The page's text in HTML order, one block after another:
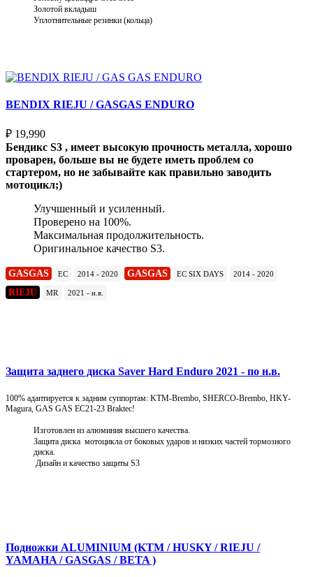
Золотой вкладыш
Уплотнительные резинки (кольца)
BENDIX RIEJU / GASGAS ENDURO
₽ 19,990
Бендикс S3 , имеет высокую прочность металла, хорошо
проварен, больше вы не будете иметь проблем со
стартером, но не забывайте как правильно заводить
мотоцикл;)
Улучшенный и усиленный.
Проверено на 100%.
Максимальная продолжительность.
Оригинальное качество S3.
GASGAS EC 2014 - 2020 GASGAS EC SIX DAYS 2014 - 2020
RIEJU MR 2021 - н.в.
Защита заднего диска Saver Hard Enduro 2021 - по н.в.
100% адаптируется к задним суппортам: KTM-Brembo, SHERCO-Brembo, HKY-
Magura, GAS GAS EC21-23 Braktec!
Изготовлен из алюминия высшего качества.
Защита диска мотоцикла от боковых ударов и низких частей тормозного
диска.
Дизайн и качество защиты S3
Подножки ALUMINIUM (KTM / HUSKY / RIEJU /
YAMAHA / GASGAS / BETA )